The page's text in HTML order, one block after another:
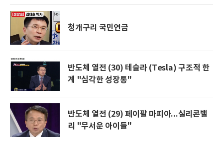
청개구리 국민연금
반도체 열전 (30) 테슬라 (Tesla) 구조적 한
계 "심각한 성장통"
반도체 열전 (29) 페이팔 마피아...실리콘밸
리 "무서운 아이들"